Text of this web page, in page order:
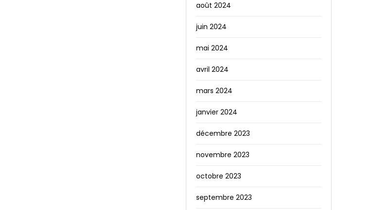
août 2024
juin 2024
mai 2024
avril 2024
mars 2024
janvier 2024
décembre 2023
novembre 2023
octobre 2023
septembre 2023